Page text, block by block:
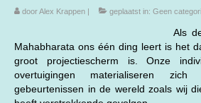
Wijs wandelen
Achtergrond
Open meditatie
doorAlex Krappen | geplaatst in: Geen
Als
Mahabharata ons één ding leert is het
groot projectiescherm is. Onze
overtuigingen materialiseren
gebeurtenissen in de wereld zoals wij